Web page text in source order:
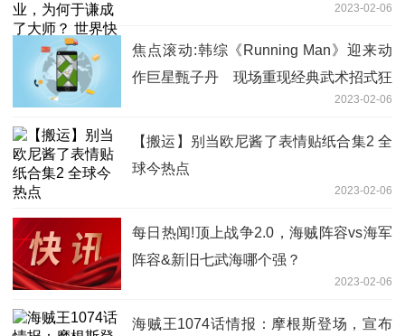
2023-02-06
焦点滚动:韩综《Running Man》迎来动
作巨星甄子丹 现场重现经典武术招式狂
2023-02-06
【搬运】别当欧尼酱了表情贴纸合集2 全
球今热点
2023-02-06
每日热闻!顶上战争2.0，海贼阵容vs海军
阵容&新旧七武海哪个强？
2023-02-06
海贼王1074话情报：摩根斯登场，宣布